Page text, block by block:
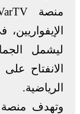
ليشمل
الانفتاح
الرياضية.